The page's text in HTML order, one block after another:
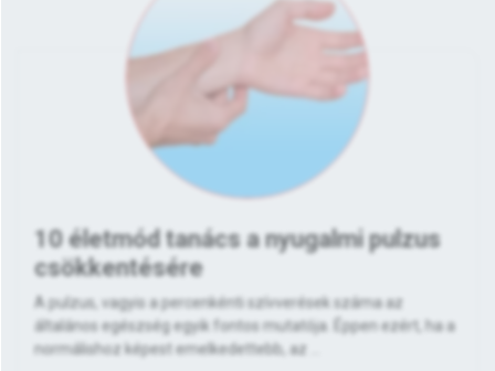
10 életmód tanács a nyugalmi pulzus
csökkentésére
A pulzus, vagyis a percenkénti szívverések száma az
általános egészség egyik fontos mutatója. Éppen ezért, ha a
normálishoz képest emelkedettebb, az ...